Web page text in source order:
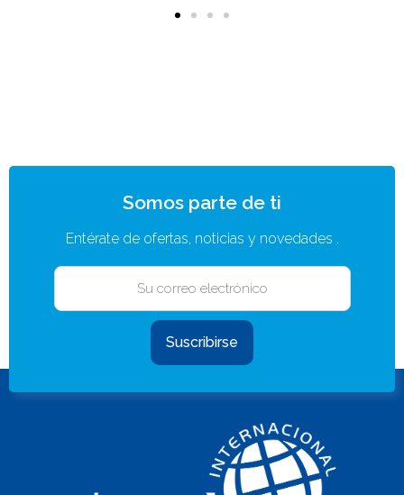
Somos parte de ti
Entérate de ofertas, noticias y novedades .
Suscribirse